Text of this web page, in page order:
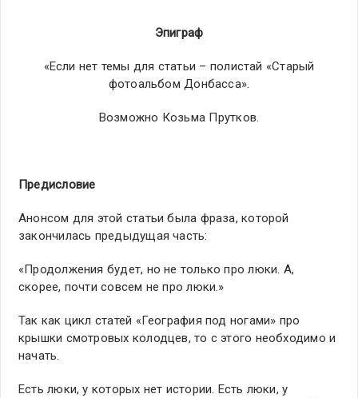
Эпиграф
«Если нет темы для статьи – полистай «Старый
фотоальбом Донбасса».
Возможно Козьма Прутков.
Предисловие
Анонсом для этой статьи была фраза, которой
закончилась предыдущая часть:
«Продолжения будет, но не только про люки. А,
скорее, почти совсем не про люки.»
Так как цикл статей «География под ногами» про
крышки смотровых колодцев, то с этого необходимо и
начать.
Есть люки, у которых нет истории. Есть люки, у